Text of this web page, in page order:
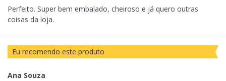
Perfeito. Super bem embalado, cheiroso e já quero outras
coisas da loja.
Eu recomendo este produto
Ana Souza